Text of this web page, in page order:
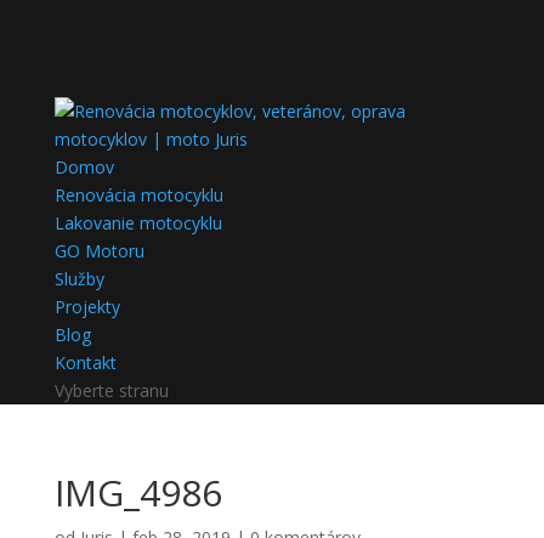
Domov
Renovácia motocyklu
Lakovanie motocyklu
GO Motoru
Služby
Projekty
Blog
Kontakt
Vyberte stranu
IMG_4986